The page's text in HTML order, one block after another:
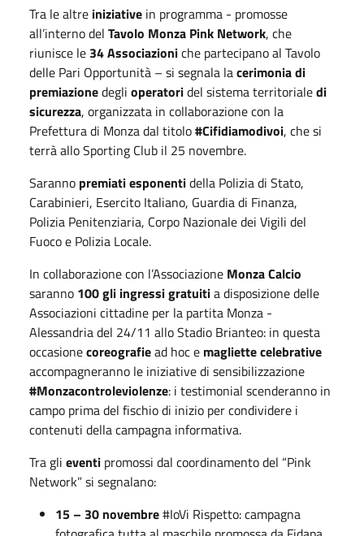
Tra le altre iniziative in programma - promosse
all’interno del Tavolo Monza Pink Network, che
riunisce le 34 Associazioniche partecipano al Tavolo
delle Pari Opportunità – si segnala lacerimonia di
premiazionedegli operatoridel sistema territorialedi
sicurezza, organizzata in collaborazione con la
Prefettura di Monza dal titolo#Cifidiamodivoi, che si
terrà allo Sporting Club il 25 novembre.
Saranno premiati esponentidella Polizia di Stato,
Carabinieri, Esercito Italiano, Guardia di Finanza,
Polizia Penitenziaria, Corpo Nazionale dei Vigili del
Fuoco e Polizia Locale.
In collaborazione con l’Associazione Monza Calcio
saranno 100 gli ingressi gratuitia disposizione delle
Associazioni cittadine per la partita Monza -
Alessandria del 24/11 allo Stadio Brianteo: in questa
occasionecoreografiead hoc e magliette celebrative
accompagneranno le iniziative di sensibilizzazione
#Monzacontroleviolenze: i testimonial scenderanno in
campo prima del fischio di inizio per condividere i
contenuti della campagna informativa.
Tra gli eventi promossi dal coordinamento del “Pink
Network” si segnalano:
15 – 30 novembre#IoVi Rispetto: campagna